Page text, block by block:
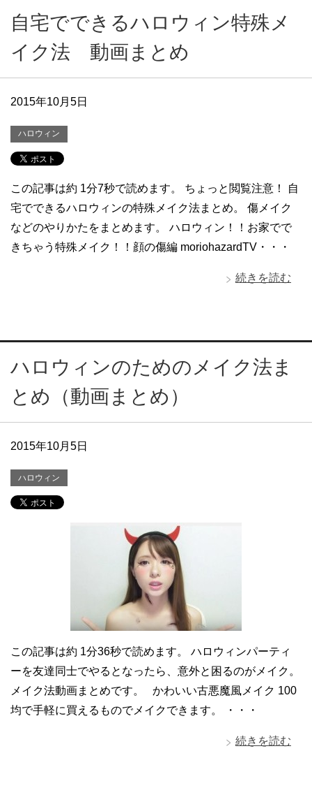
自宅でできるハロウィン特殊メ
イク法 動画まとめ
2015年10月5日
ハロウィン
この記事は約 1分7秒で読めます。 ちょっと閲覧注意！ 自
宅でできるハロウィンの特殊メイク法まとめ。 傷メイク
などのやりかたをまとめます。 ハロウィン！！お家でで
きちゃう特殊メイク！！顔の傷編 moriohazardTV・・・
続きを読む
ハロウィンのためのメイク法ま
とめ（動画まとめ）
2015年10月5日
ハロウィン
この記事は約 1分36秒で読めます。 ハロウィンパーティ
ーを友達同士でやるとなったら、意外と困るのがメイク。
メイク法動画まとめです。 かわいい古悪魔風メイク 100
均で手軽に買えるものでメイクできます。 ・・・
続きを読む